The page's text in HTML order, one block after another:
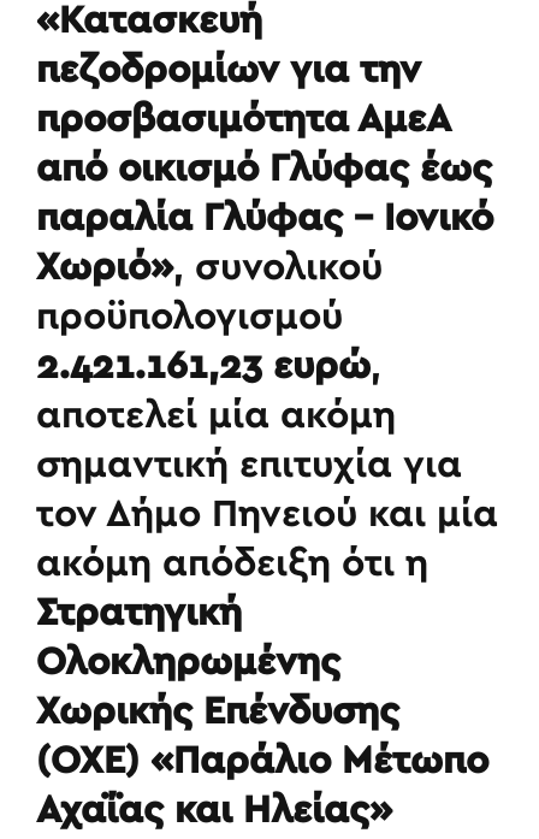
«Κατασκευή
πεζοδρομίων για την
προσβασιμότητα ΑμεΑ
από οικισμό Γλύφας έως
παραλία Γλύφας – Ιονικό
Χωριό», συνολικού
προϋπολογισμού
2.421.161,23 ευρώ,
αποτελεί μία ακόμη
σημαντική επιτυχία για
τον Δήμο Πηνειού και μία
ακόμη απόδειξη ότι η
Στρατηγική
Ολοκληρωμένης
Χωρικής Επένδυσης
(ΟΧΕ) «Παράλιο Μέτωπο
Αχαΐας και Ηλείας»